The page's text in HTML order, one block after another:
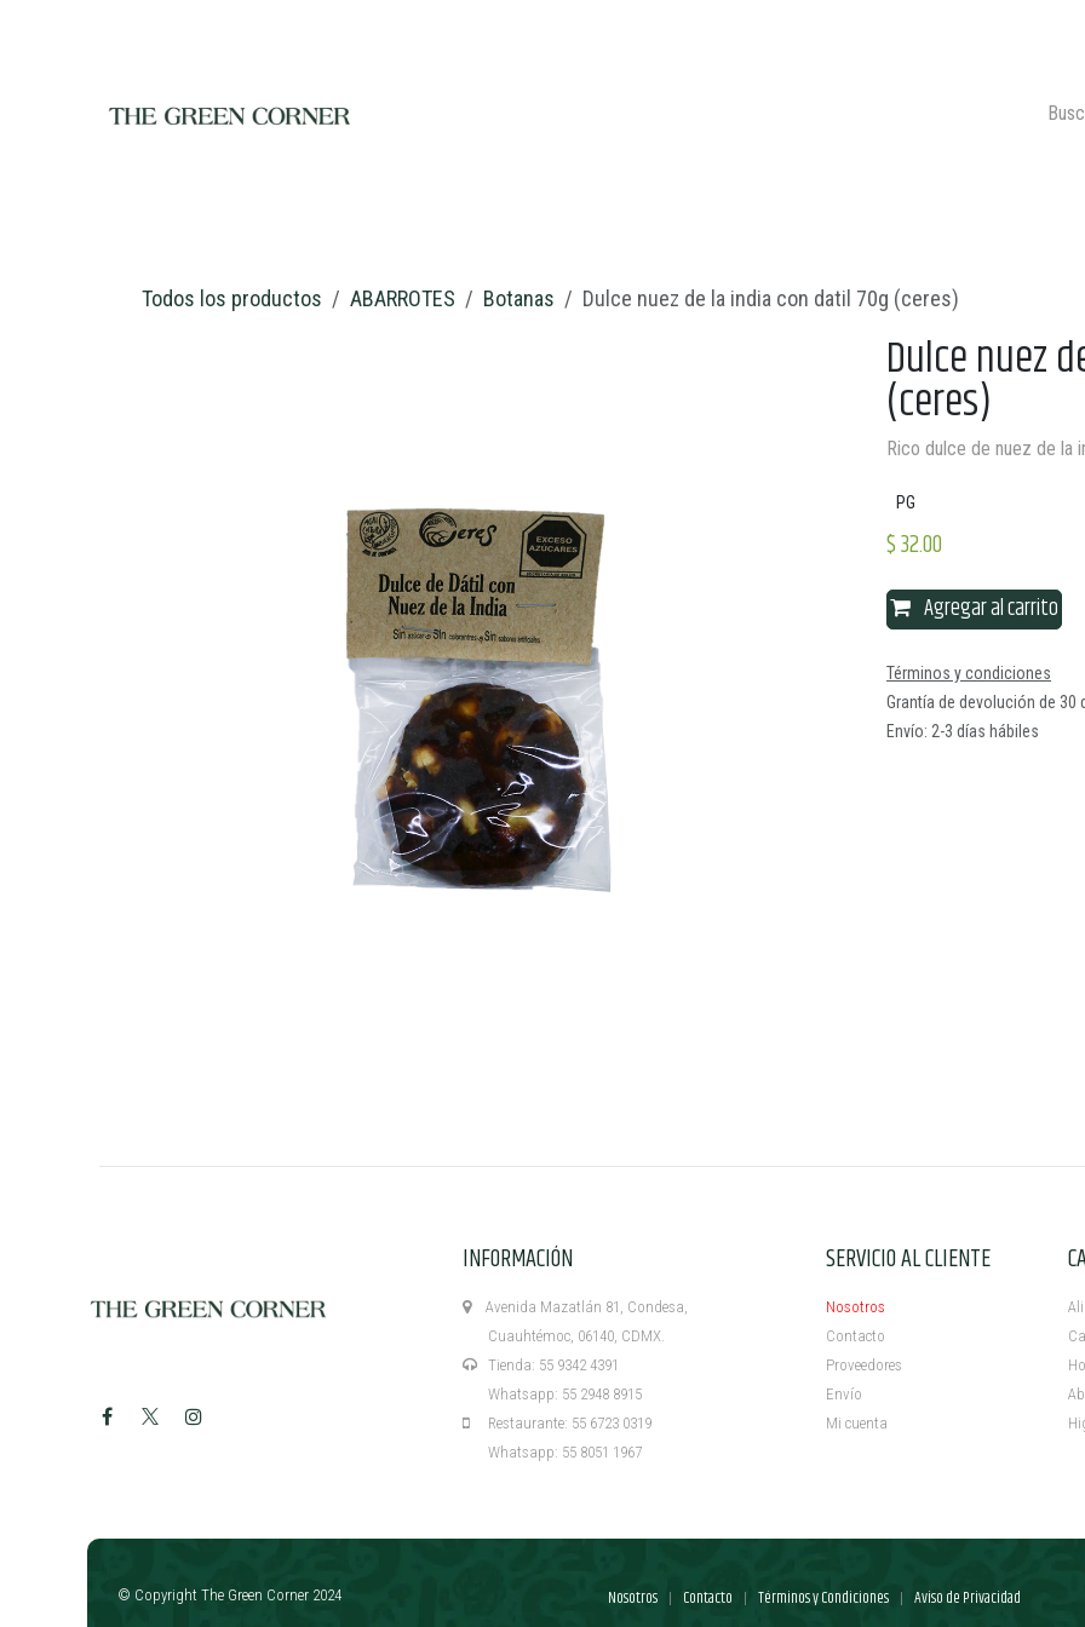
Todos los productos ABARROTES Botanas Dulce nuez de la india con datil 70g (ceres)
Dulce nuez
(ceres)
Rico dulce de nuez de la
PG
$32.00
Agregar al carrito
Términos y condiciones
Grantía de devolución de 30
Envío: 2-3 días hábiles
INFORMACIÓN
Avenida Mazatlán 81, Condesa,
Cuauhtémoc, 06140, CDMX.
Tienda: 55 9342 4391
Whatsapp: 55 2948 8915
Restaurante: 55 6723 0319
Whatsapp: 55 8051 1967
SERVICIO AL CLIENTE
Nosotros
Contacto
Proveedores
Envío
Mi cuenta ​
Nosotros | Contacto | Términos y Condiciones | Aviso de Privacidad
© Copyright The Green Corner 2024